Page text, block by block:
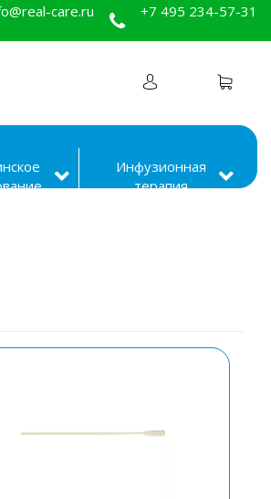
care.ru +7 495 234-57-31
Инфузионная
терапия